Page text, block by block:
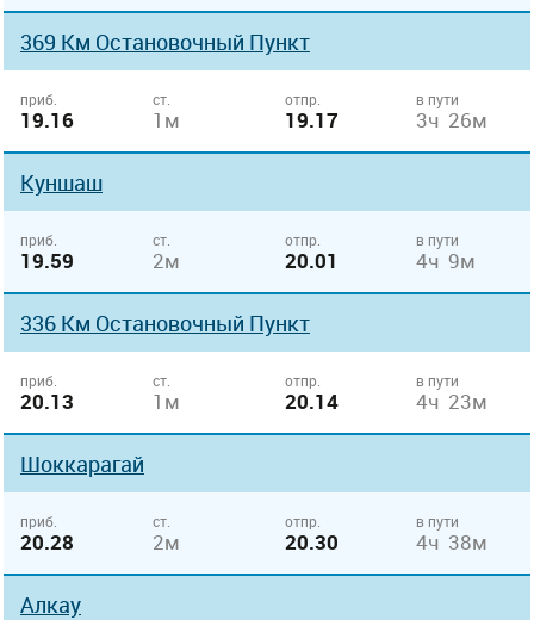
369 Км Остановочный Пункт
приб.
19.16
ст.
1м
отпр.
19.17
в пути
3ч 26м
Куншаш
приб.
19.59
ст.
2м
отпр.
20.01
в пути
4ч 9м
336 Км Остановочный Пункт
приб.
20.13
ст.
1м
отпр.
20.14
в пути
4ч 23м
Шоккарагай
приб.
20.28
ст.
2м
отпр.
20.30
в пути
4ч 38м
Алкау